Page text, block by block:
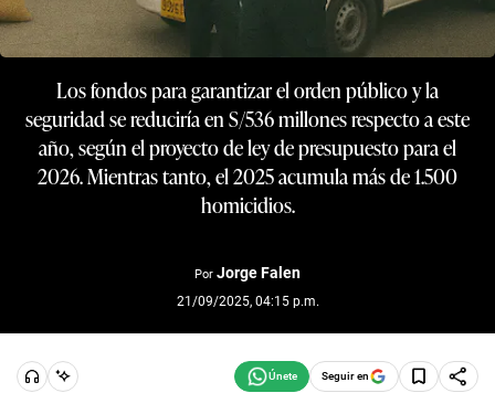
Los fondos para garantizar el orden público y la
seguridad se reduciría en S/536 millones respecto a este
año, según el proyecto de ley de presupuesto para el
2026. Mientras tanto, el 2025 acumula más de 1.500
homicidios.
Por Jorge Falen
21/09/2025, 04:15 p.m.
Seguir en